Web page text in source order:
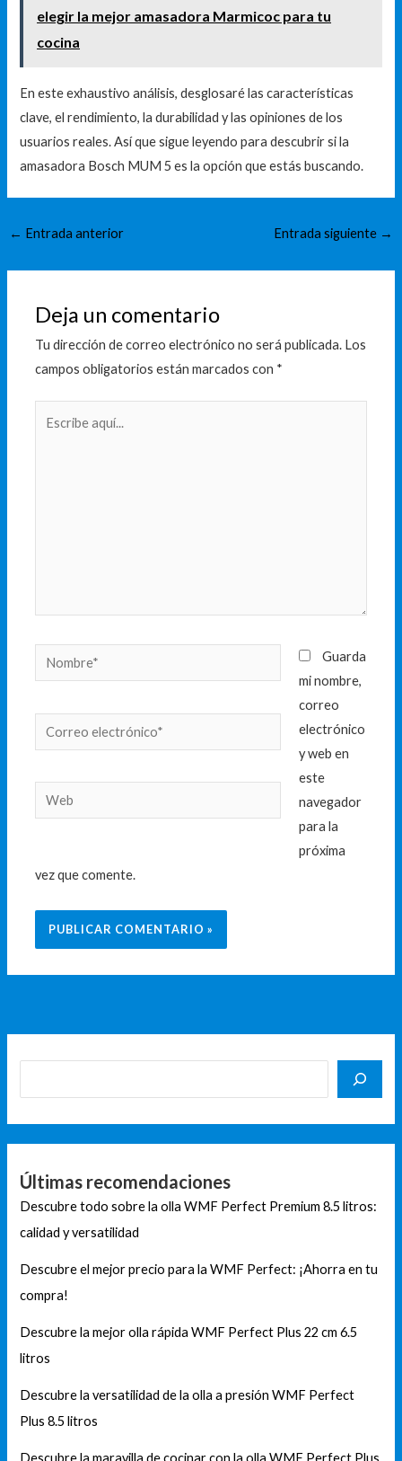
elegir la mejor amasadora Marmicoc para tu
cocina
En este exhaustivo análisis, desglosaré las características
clave, el rendimiento, la durabilidad y las opiniones de los
usuarios reales. Así que sigue leyendo para descubrir si la
amasadora Bosch MUM 5 es la opción que estás buscando.
← Entrada anterior Entrada siguiente →
Deja un comentario
Tu dirección de correo electrónico no será publicada. Los
campos obligatorios están marcados con *
Nombre*
Correo
electrónico*
Web
Guarda
mi nombre,
correo
electrónico
y web en
este
navegador
para la
próxima
vez que comente.
Últimas recomendaciones
Descubre todo sobre la olla WMF Perfect Premium 8.5 litros:
calidad y versatilidad
Descubre el mejor precio para la WMF Perfect: ¡Ahorra en tu
compra!
Descubre la mejor olla rápida WMF Perfect Plus 22 cm 6.5
litros
Descubre la versatilidad de la olla a presión WMF Perfect
Plus 8.5 litros